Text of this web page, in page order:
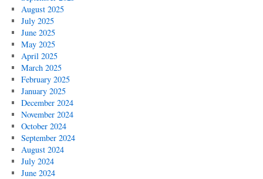
August 2025
July 2025
June 2025
May 2025
April 2025
March 2025
February 2025
January 2025
December 2024
November 2024
October 2024
September 2024
August 2024
July 2024
June 2024